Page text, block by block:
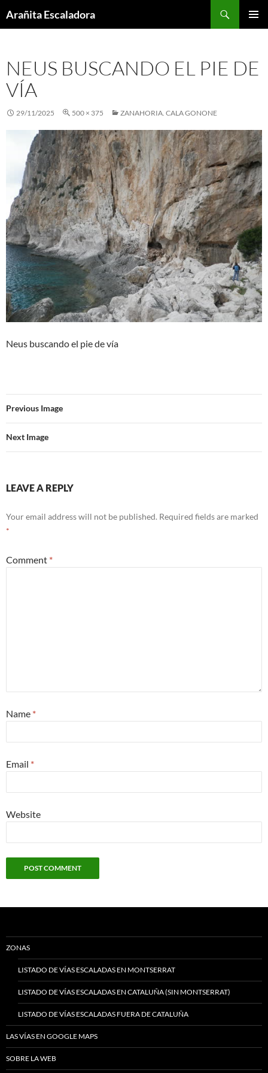
toArañita Escaladora
NEUS BUSCANDO EL PIE DE
VÍA
29/11/2025 500 × 375 ZANAHORIA. CALA GONONE
Neus buscando el pie de vía
Previous Image
Next Image
LEAVE A REPLY
Your email address will not be published. Required fields are marked
*
Comment *
Name *
Email *
Website
ZONAS
LISTADO DE VÍAS ESCALADAS EN MONTSERRAT
LISTADO DE VÍAS ESCALADAS EN CATALUÑA (SIN MONTSERRAT)
LISTADO DE VÍAS ESCALADAS FUERA DE CATALUÑA
LAS VÍAS EN GOOGLE MAPS
SOBRE LA WEB